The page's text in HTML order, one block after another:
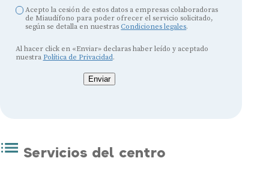
Acepto la cesión de estos datos a empresas colaboradoras
de Miaudífono para poder ofrecer el servicio solicitado,
según se detalla en nuestras Condiciones legales.
Al hacer click en «Enviar» declaras haber leído y aceptado
nuestra Política de Privacidad.
Enviar
Servicios del centro